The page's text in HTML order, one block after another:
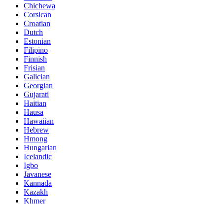
Chichewa
Corsican
Croatian
Dutch
Estonian
Filipino
Finnish
Frisian
Galician
Georgian
Gujarati
Haitian
Hausa
Hawaiian
Hebrew
Hmong
Hungarian
Icelandic
Igbo
Javanese
Kannada
Kazakh
Khmer